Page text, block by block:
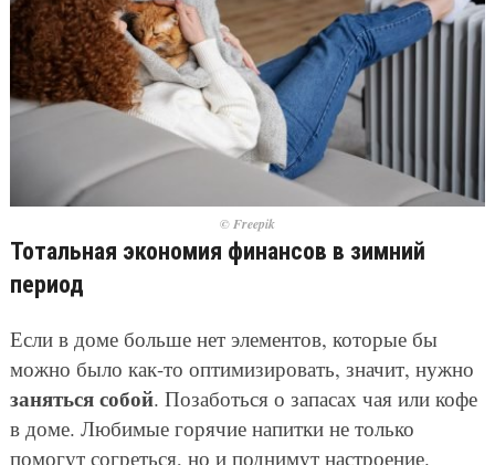
© Freepik
Тотальная экономия финансов в зимний
период
Если в доме больше нет элементов, которые бы
можно было как-то оптимизировать, значит, нужно
заняться собой. Позаботься о запасах чая или кофе
в доме. Любимые горячие напитки не только
помогут согреться, но и поднимут настроение.